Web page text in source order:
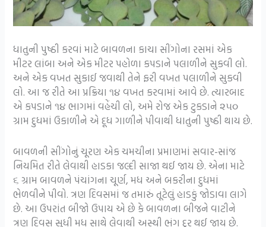
ધાતુની પુષ્ઠી કરવાં માટે બાવળના કાચા સીંગોના રસમાં એક
મીટર લાંબા અને એક મીટર પહોળા કપડાને પલાળીને સુકવી લો.
અને એક વખત સુકાઈ જવાથી તેને ફરી વખત પલાળીને સુકવી
લો. આ જ રીતે આ પ્રક્રિયા ૧૪ વખત કરવામાં આવે છે. ત્યારબાદ
એ કપડાને ૧૪ ભાગમાં વહેંચી લો, અમે રોજ એક ટુકડાને ૨૫૦
ગ્રામ દુધમાં ઉકાળીને એ દૂધ ગાળીને પીવાથી ધાતુની પુષ્ઠી થાય છે.
બાવળની સીંગોનું ચૂરણ એક ચમચીના પ્રમાણમાં સવાર-સાંજ
નિયમિત રીતે લેવાથી હાડકા જલ્દી સાજા થઈ જાય છે. એના માટે
૬ ગ્રામ બાવળને પંચાંગના ચૂર્ણ, મધ અને બકરીના દુધમાં
ભેળવીને પીવો. ત્રણ દિવસમાં જ તમારું તૂટેલું હાડકું જોડાવા લાગે
છે. આ ઉપરાંત બીજો ઉપાય એ છે કે બાવળના બીજને વાટીને
ત્રણ દિવસ સુધી મધ સાથે લેવાથી અસ્થી ભંગ દુર થઈ જાય છે.